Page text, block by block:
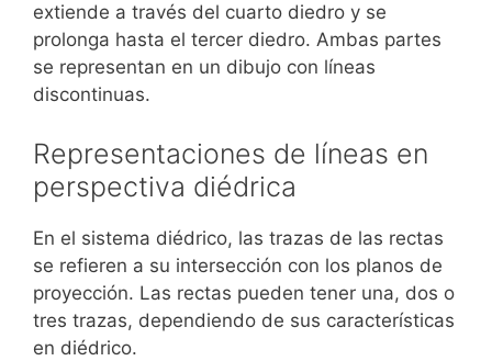
extiende a través del cuarto diedro y se
prolonga hasta el tercer diedro. Ambas partes
se representan en un dibujo con líneas
discontinuas.
Representaciones de líneas en
perspectiva diédrica
En el sistema diédrico, las trazas de las rectas
se refieren a su intersección con los planos de
proyección. Las rectas pueden tener una, dos o
tres trazas, dependiendo de sus características
en diédrico.